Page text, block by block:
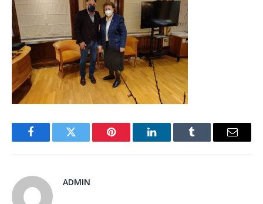
FacebookTwitter Pinterest LinkedInTumblr Email
ADMIN